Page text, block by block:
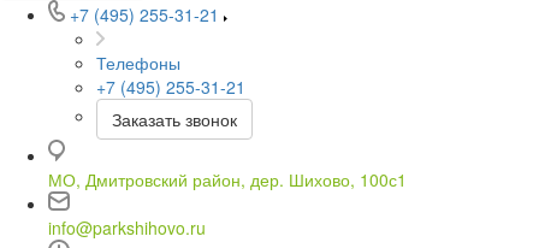
+7 (495) 255-31-21
Телефоны
+7 (495) 255-31-21
Заказать звонок
МО, Дмитровский район, дер. Шихово, 100с1
info@parkshihovo.ru